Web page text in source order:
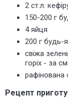
2 ст.л.
150-200 г
4 яйця
200 г будь-
свіжа
горіх - за
рафінована
Рецепт